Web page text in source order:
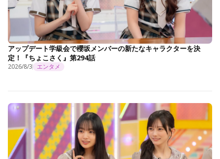
アップデート学級会で櫻坂メンバーの新たなキャラクターを決
定！『ちょこさく』第294話
2026/8/3 エンタメ